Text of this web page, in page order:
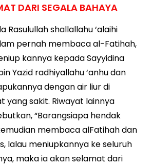
DARI SEGALA BAHAYA
Rasulullah shallallahu ‘alaihi
pernah membaca al-Fatihah,
kannya kepada Sayyidina
Yazid radhiyallahu ‘anhu dan
dengan air liur di
yang sakit. Riwayat lainnya
“Barangsiapa hendak
membaca alFatihah dan
lalau meniupkannya ke seluruh
maka ia akan selamat dari